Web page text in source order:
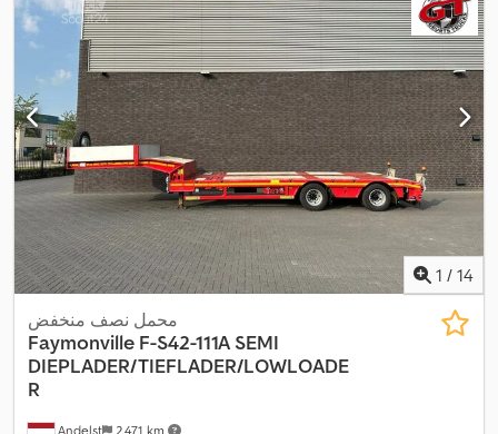
1 / 14
Andelst 2.471 km
محمل نصف منخفض
Faymonville F-S42-111A SEMI
DIEPLADER/TIEFLADER/LOWLOADE
R